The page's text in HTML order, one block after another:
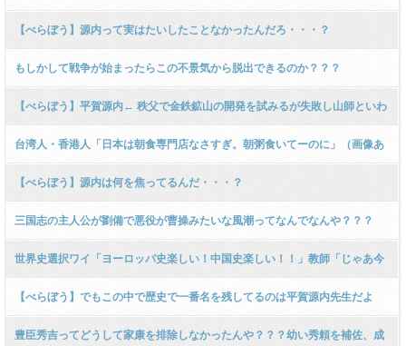
わずして勝つ」
【べらぼう】源内って実はたいしたことなかったんだろ・・・？
もしかして戦争が始まったらこの不景気から脱出できるのか？？？
【べらぼう】平賀源内← 秩父で金鉄鉱山の開発を試みるが失敗し山師といわ
れた
台湾人・香港人「日本は朝食専門店なさすぎ。朝粥食いてーのに」（画像あ
り）
【べらぼう】源内は何を焦ってるんだ・・・？
三国志の主人公が劉備で悪役が曹操みたいな風潮ってなんでなんや？？？
世界史選択ワイ「ヨーロッパ史楽しい！中国史楽しい！！」教師「じゃあ今
日からは東南アジアやるから」
【べらぼう】でもこの中で歴史で一番名を残してるのは平賀源内先生だよ
な・・・？
豊臣秀吉ってどうして家康を排除しなかったんや？？？幼い秀頼を補佐、成